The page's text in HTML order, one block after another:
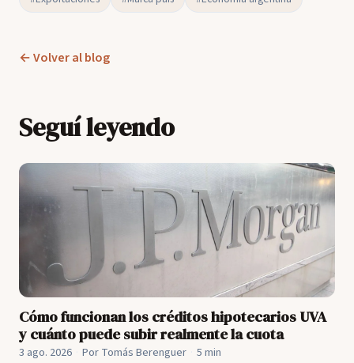
← Volver al blog
Seguí leyendo
Cómo funcionan los créditos hipotecarios UVA
y cuánto puede subir realmente la cuota
3 ago. 2026 Por Tomás Berenguer 5 min